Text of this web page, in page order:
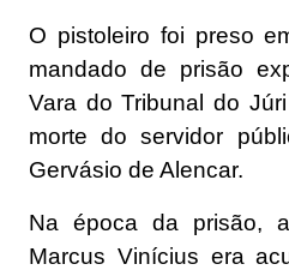
O pistoleiro foi preso
mandado de prisão
Vara do Tribunal do
morte do servidor
Gervásio de Alencar.
Na época da prisão,
Marcus Vinícius era